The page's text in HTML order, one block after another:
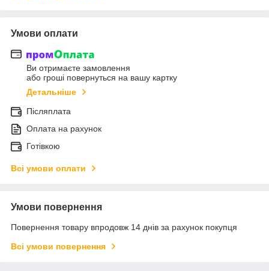
Умови оплати
Ви отримаєте замовлення
або гроші повернуться на вашу картку
Детальніше
Післяплата
Оплата на рахунок
Готівкою
Всі умови оплати
Умови повернення
Повернення товару впродовж 14 днів за рахунок покупця
Всі умови повернення